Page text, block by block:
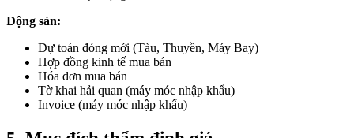
Động sản:
Dự toán đóng mới (Tàu, Thuyền, Máy Bay)
Hợp đồng kinh tế mua bán
Hóa đơn mua bán
Tờ khai hải quan (máy móc nhập khẩu)
Invoice (máy móc nhập khẩu)